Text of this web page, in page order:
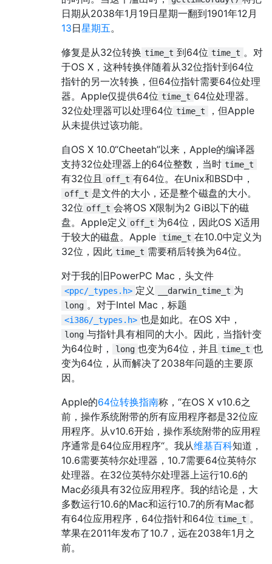
日期从2038年1月19日星期一翻到1901年12月
13日星期五。
修复是从32位转换 time_t 到64位 time_t 。对
于OS X，这种转换伴随着从32位指针到64位
指针的另一次转换，但64位指针需要64位处理
器。Apple仅提供64位 time_t 64位处理器。
32位处理器可以处理64位 time_t
，但Apple
从未提供过该功能。
自OS X 10.0“Cheetah”以来，Apple的编译器
支持32位处理器上的64位整数，当时 time_t
有32位且 off_t 有64位。在Unix和BSD中，
off_t 是文件的大小，还是整个磁盘的大小。
32位 off_t 会将OS X限制为2 GiB以下的磁
盘。Apple定义 off_t 为64位，因此OS X适用
于较大的磁盘。Apple
time_t 在10.0中定义为
32位，因此 time_t 需要稍后转换为64位。
对于我的旧PowerPC Mac，头文件
<ppc/_types.h> 定义 __darwin_time_t 为
long 。对于Intel Mac，标题
<i386/_types.h> 也是如此。在OS X中，
long 与指针具有相同的大小。因此，当指针变
为64位时，
long 也变为64位，并且 time_t 也
变为64位，从而解决了2038年问题的主要原
因。
Apple的64位转换指南称，“在OS X v10.6之
前，操作系统附带的所有应用程序都是32位应
用程序。从v10.6开始，操作系统附带的应用程
序通常是64位应用程序“。我从维基百科知道，
10.6需要英特尔处理器，10.7需要64位英特尔
处理器。在32位英特尔处理器上运行10.6的
Mac必须具有32位应用程序。我的结论是，大
多数运行10.6的Mac和运行10.7的所有Mac都
有64位应用程序，64位指针和64位 time_t 。
苹果在2011年发布了10.7，远在2038年1月之
前。